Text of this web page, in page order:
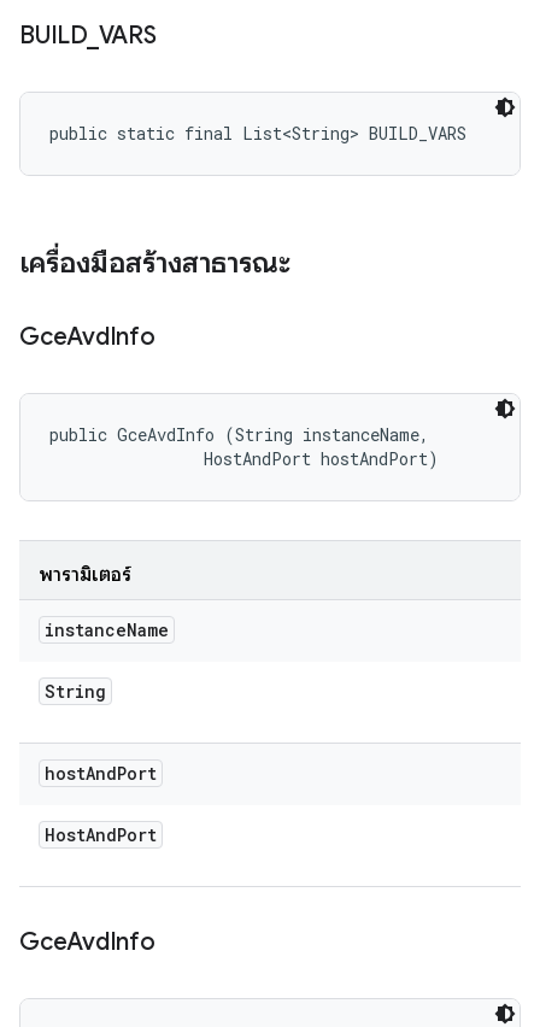
BUILD_ VARS
public static final List<String> BUILD_VARS
เครื่องมือสร้างสาธารณะ
GceAvdInfo
public GceAvdInfo (String instanceName,
                HostAndPort hostAndPort)
พารามิเตอร์
instanceName
String
hostAndPort
HostAndPort
GceAvdInfo